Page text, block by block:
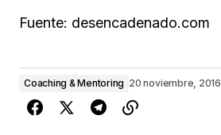
Fuente: desencadenado.com
Coaching & Mentoring 20 noviembre, 2016